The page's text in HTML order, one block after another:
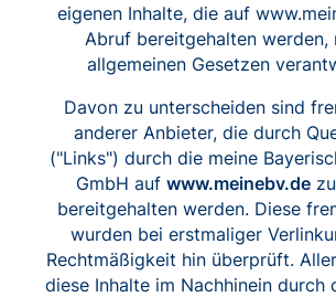
eigenen Inhalte, die auf
Abruf bereitgehalten werden,
allgemeinen Gesetzen
Davon zu unterscheiden sind
anderer Anbieter, die durch
("Links") durch die meine
GmbH auf www.meinebv.de
bereitgehalten werden. Diese
wurden bei erstmaliger
Rechtmäßigkeit hin überprüft.
diese Inhalte im Nachhinein durch